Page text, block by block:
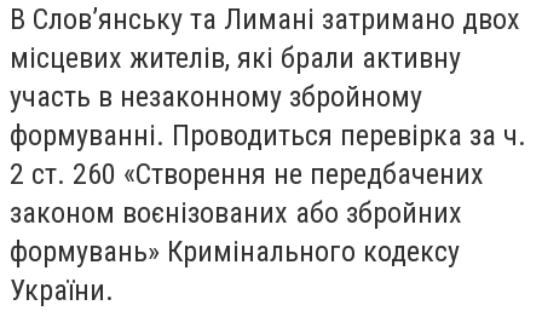
В Слов’янську та Лимані затримано двох
місцевих жителів, які брали активну
участь в незаконному збройному
формуванні. Проводиться перевірка за ч.
2 ст. 260 «Створення не передбачених
законом воєнізованих або збройних
формувань» Кримінального кодексу
України.